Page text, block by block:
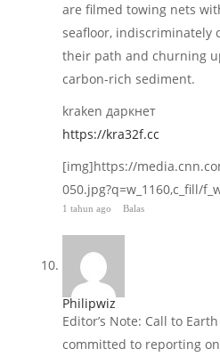
are filmed towing nets
seafloor, indiscriminately
their path and churning
carbon-rich sediment.
kraken даркнет
https://kra32f.cc
[img]https://
050.jpg?q=w_1160,c_fill/
1 tahun ago Balas
Philipwiz
Editor’s Note: Call to
committed to reporting